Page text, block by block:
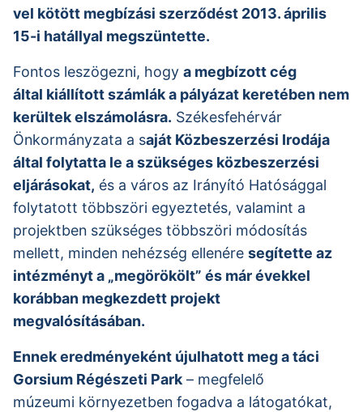
vel kötött megbízási szerződést 2013. április
15-i hatállyal megszüntette.
Fontos leszögezni, hogy a megbízott cég
által kiállított számlák a pályázat keretében nem
kerültek elszámolásra. Székesfehérvár
Önkormányzata a saját Közbeszerzési Irodája
által folytatta le a szükséges közbeszerzési
eljárásokat, és a város az Irányító Hatósággal
folytatott többszöri egyeztetés, valamint a
projektben szükséges többszöri módosítás
mellett, minden nehézség ellenére segítette az
intézményt a „megörökölt” és már évekkel
korábban megkezdett projekt
megvalósításában.
Ennek eredményeként újulhatott meg a táci
Gorsium Régészeti Park – megfelelő
múzeumi környezetben fogadva a látogatókat,